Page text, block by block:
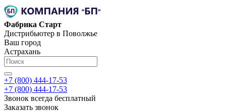
Фабрика Старт
Дистрибьютер в Поволжье
Ваш город
Астрахань
+7 (800) 444-17-53
+7 (800) 444-17-53
Звонок всегда бесплатный
Заказать звонок